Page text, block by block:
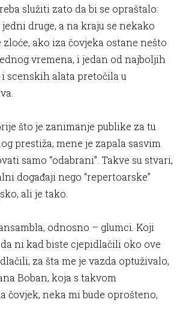
služiti zato da bi se opraštalo:
druge, a na kraju se nekako
ako iza čovjeka ostane nešto
vremena, i jedan od najboljih
scenskih alata pretočila u
što je zanimanje publike za tu
prestiža, mene je zapala sasvim
samo “odabrani”. Takve su stvari,
događaji nego “repertoarske”
ali je tako.
odnosno – glumci. Koji
da ni kad biste cjepidlačili oko ove
za šta me je vazda optuživalo,
Boban, koja s takvom
čovjek, neka mi bude oprošteno,